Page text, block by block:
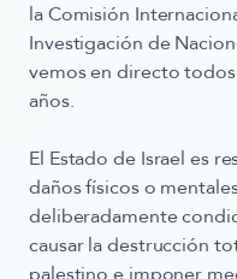
la Comisión
Investigación de
vemos en directo
años.
El Estado de Israel es
daños físicos o
deliberadamente
causar la destrucción